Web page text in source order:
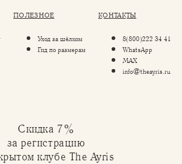
ПОЛЕЗНОЕ
Уход за шёлком
Гид по размерам
КОНТАКТЫ
8(800)222 34 41
WhatsApp
MAX
info@theayris.ru
Скидка 7%
за регистрацию
клубе The Ayris